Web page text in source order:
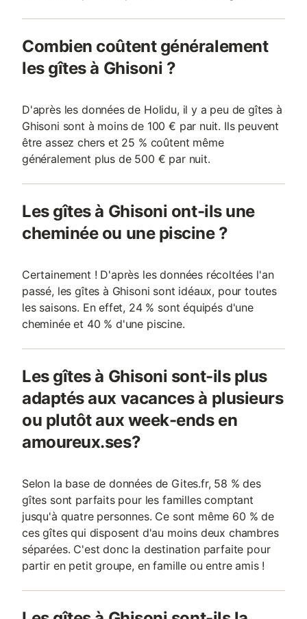
Combien coûtent généralement
les gîtes à Ghisoni ?
D'après les données de Holidu, il y a peu de gîtes à
Ghisoni sont à moins de 100 € par nuit. Ils peuvent
être assez chers et 25 % coûtent même
généralement plus de 500 € par nuit.
Les gîtes à Ghisoni ont-ils une
cheminée ou une piscine ?
Certainement ! D'après les données récoltées l'an
passé, les gîtes à Ghisoni sont idéaux, pour toutes
les saisons. En effet, 24 % sont équipés d'une
cheminée et 40 % d'une piscine.
Les gîtes à Ghisoni sont-ils plus
adaptés aux vacances à plusieurs
ou plutôt aux week-ends en
amoureux.ses?
Selon la base de données de Gites.fr, 58 % des
gîtes sont parfaits pour les familles comptant
jusqu'à quatre personnes. Ce sont même 60 % de
ces gîtes qui disposent d'au moins deux chambres
séparées. C'est donc la destination parfaite pour
partir en petit groupe, en famille ou entre amis !